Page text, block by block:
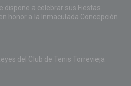
dispone a celebrar sus Fiestas
honor a la Inmaculada Concepción
del Club de Tenis Torrevieja